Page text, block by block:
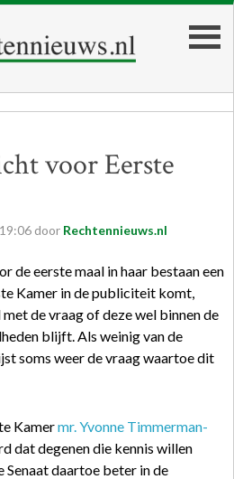
voor Eerste
19:06 door Rechtennieuws.nl
de eerste maal in haar bestaan een
Kamer in de publiciteit komt,
de vraag of deze wel binnen de
blijft. Als weinig van de
soms weer de vraag waartoe dit
Kamermr. Yvonne Timmerman-
dat degenen die kennis willen
Senaat daartoe beter in de